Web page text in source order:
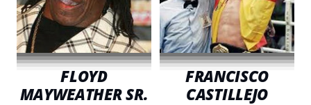
FLOYD
MAYWEATHER SR.
FRANCISCO
CASTILLEJO